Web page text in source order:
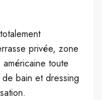
privée, zone
toute
bain et dressing